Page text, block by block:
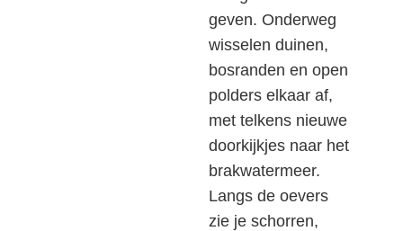
geven. Onderweg
wisselen duinen,
bosranden en open
polders elkaar af,
met telkens nieuwe
doorkijkjes naar het
brakwatermeer.
Langs de oevers
zie je schorren,